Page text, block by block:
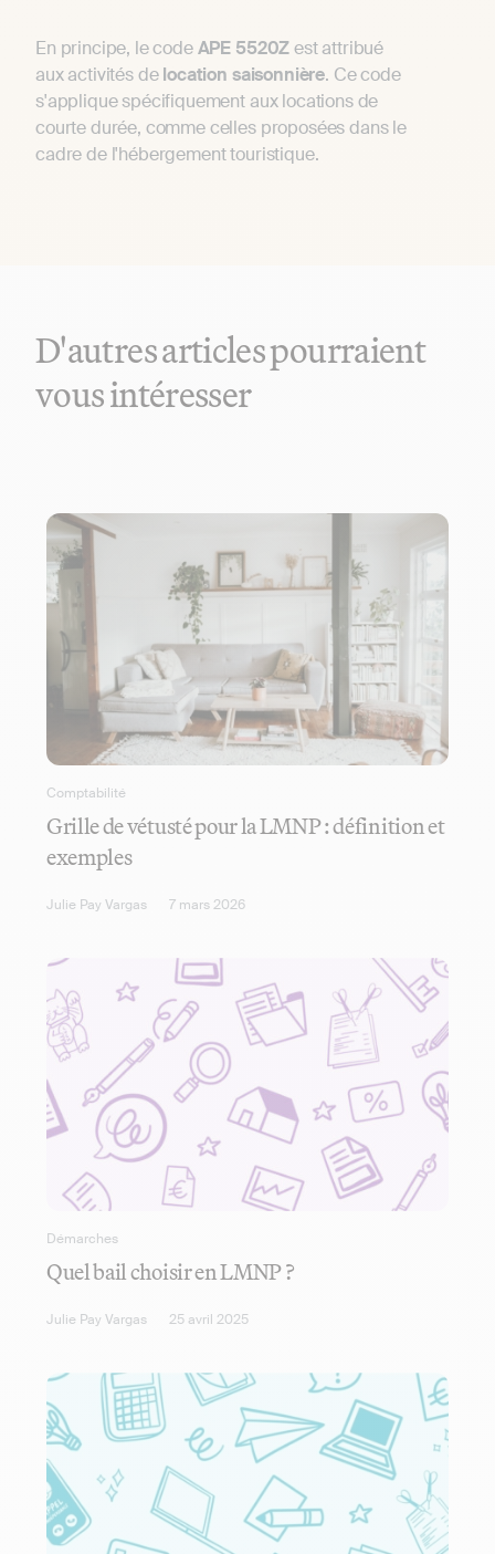
En principe, le codeAPE 5520Zest attribué
aux activités delocation saisonnière. Ce code
s'applique spécifiquement aux locations de
courte durée, comme celles proposées dans le
cadre de l'hébergement touristique.
D'autres articles pourraient
vous intéresser
Comptabilité
Grille de vétusté pour la LMNP : définition et
exemples
Julie Pay Vargas 7 mars 2026
Démarches
Quel bail choisir en LMNP ?
Julie Pay Vargas 25 avril 2025